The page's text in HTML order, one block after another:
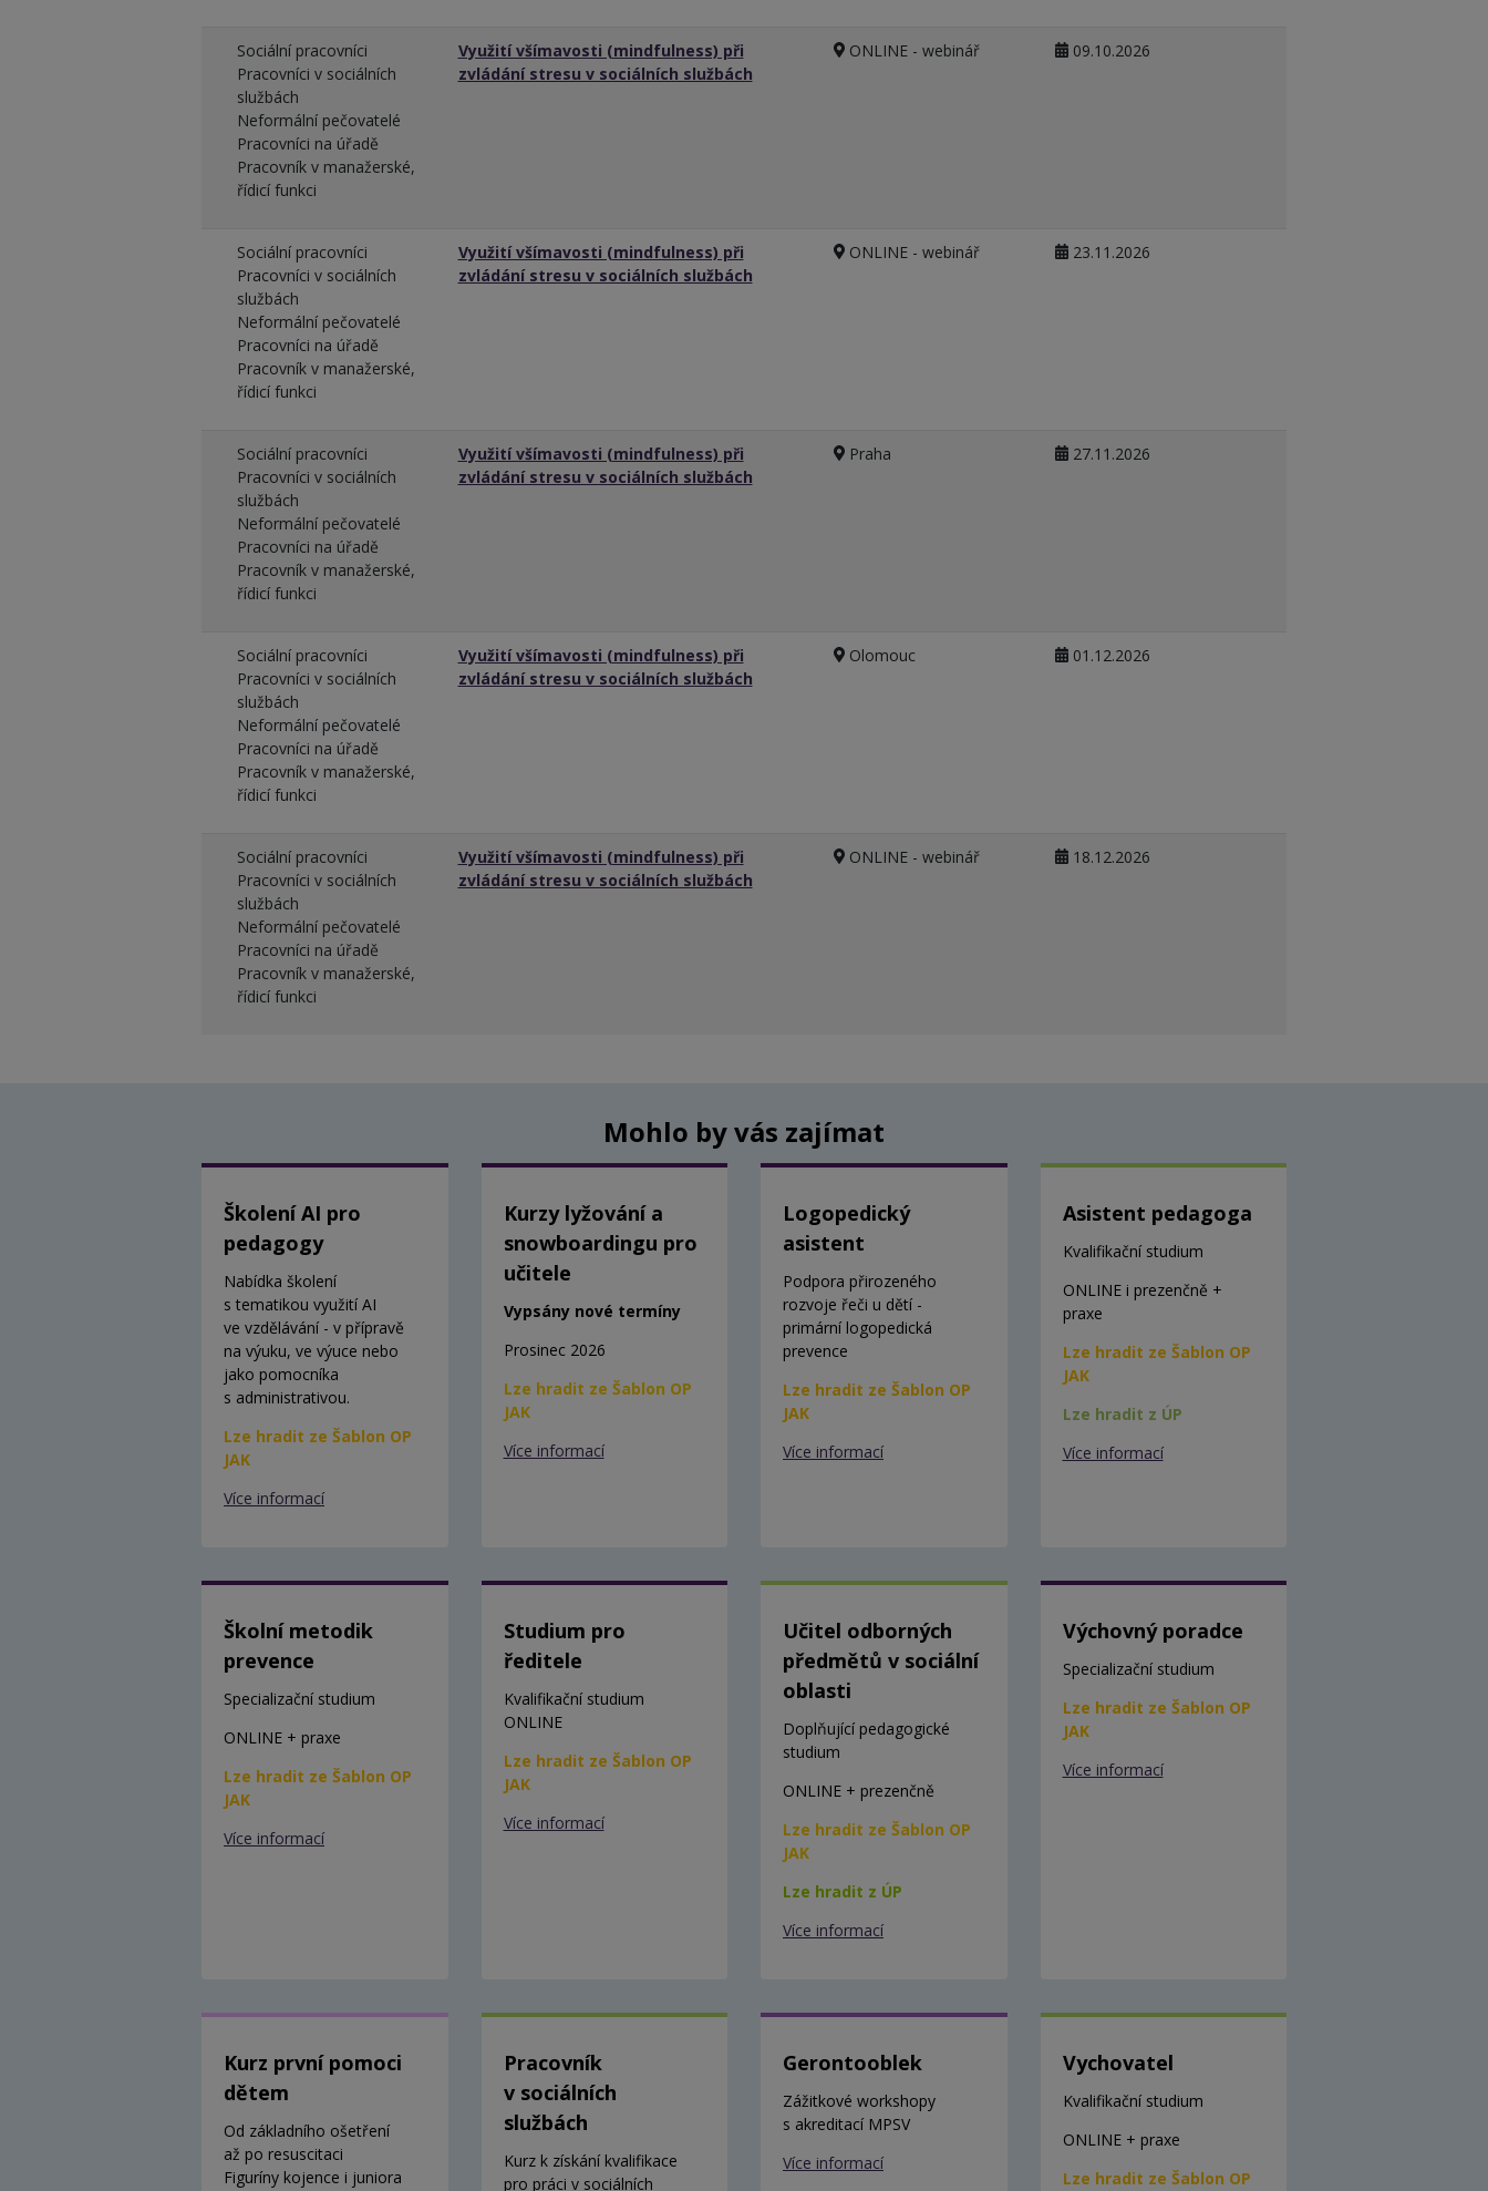
Sociální pracovníci
Pracovníci v sociálních
službách
Neformální pečovatelé
Pracovníci na úřadě
Pracovník v manažerské,
řídicí funkci
Využití všímavosti (mindfulness) při
zvládání stresu v sociálních službách
ONLINE - webinář 09.10.2026
Sociální pracovníci
Pracovníci v sociálních
službách
Neformální pečovatelé
Pracovníci na úřadě
Pracovník v manažerské,
řídicí funkci
Využití všímavosti (mindfulness) při
zvládání stresu v sociálních službách
ONLINE - webinář 23.11.2026
Sociální pracovníci
Pracovníci v sociálních
službách
Neformální pečovatelé
Pracovníci na úřadě
Pracovník v manažerské,
řídicí funkci
Využití všímavosti (mindfulness) při
zvládání stresu v sociálních službách
Praha 27.11.2026
Sociální pracovníci
Pracovníci v sociálních
službách
Neformální pečovatelé
Pracovníci na úřadě
Pracovník v manažerské,
řídicí funkci
Využití všímavosti (mindfulness) při
zvládání stresu v sociálních službách
Olomouc 01.12.2026
Sociální pracovníci
Pracovníci v sociálních
službách
Neformální pečovatelé
Pracovníci na úřadě
Pracovník v manažerské,
řídicí funkci
Využití všímavosti (mindfulness) při
zvládání stresu v sociálních službách
ONLINE - webinář 18.12.2026
Mohlo by vás zajímat
Školení AI pro
pedagogy
Nabídka školení
s tematikou využití AI
ve vzdělávání - v přípravě
na výuku, ve výuce nebo
jako pomocníka
s administrativou.
Lze hradit ze Šablon OP
JAK
Více informací
Kurzy lyžování a
snowboardingu pro
učitele
Vypsány nové termíny
Prosinec 2026
Lze hradit ze Šablon OP
JAK
Více informací
Logopedický
asistent
Podpora přirozeného
rozvoje řeči u dětí -
primární logopedická
prevence
Lze hradit ze Šablon OP
JAK
Více informací
Asistent pedagoga
Kvalifikační studium
ONLINE i prezenčně +
praxe
Lze hradit ze Šablon OP
JAK
Lze hradit z ÚP
Více informací
Školní metodik
prevence
Specializační studium
ONLINE + praxe
Lze hradit ze Šablon OP
JAK
Více informací
Studium pro
ředitele
Kvalifikační studium
ONLINE
Lze hradit ze Šablon OP
JAK
Více informací
Učitel odborných
předmětů v sociální
oblasti
Doplňující pedagogické
studium
ONLINE + prezenčně
Lze hradit ze Šablon OP
JAK
Lze hradit z ÚP
Více informací
Výchovný poradce
Specializační studium
Lze hradit ze Šablon OP
JAK
Více informací
Kurz první pomoci
dětem
Od základního ošetření
až po resuscitaci
Figuríny kojence i juniora
Pracovník
v sociálních
službách
Kurz k získání kvalifikace
pro práci v sociálních
Gerontooblek
Zážitkové workshopy
s akreditací MPSV
Více informací
Vychovatel
Kvalifikační studium
ONLINE + praxe
Lze hradit ze Šablon OP